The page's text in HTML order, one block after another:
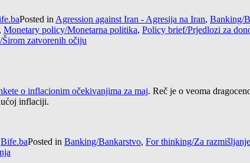
Posted in Agression against Iran - Agresija na Iran, Banking/
, Monetary policy/Monetarna politika, Policy brief/Prjedlozi za
zatvorenih očiju
o inflacionim očekivanjima za maj. Reč je o veoma
inflaciji.
Bife.baPosted in Banking/Bankarstvo, For thinking/Za razmišljanje